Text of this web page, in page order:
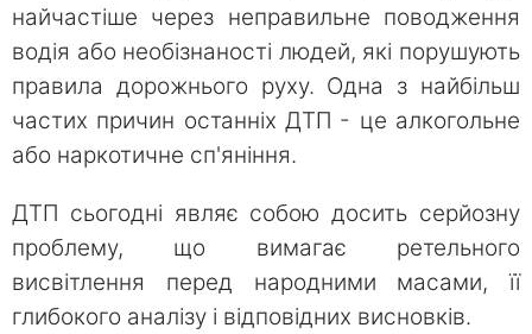
найчастіше через неправильне поводження
водія або необізнаності людей, які порушують
правила дорожнього руху. Одна з найбільш
частих причин останніх ДТП - це алкогольне
або наркотичне сп'яніння.
ДТП сьогодні являє собою досить серйозну
проблему, що вимагає ретельного
висвітлення перед народними масами, її
глибокого аналізу і відповідних висновків.